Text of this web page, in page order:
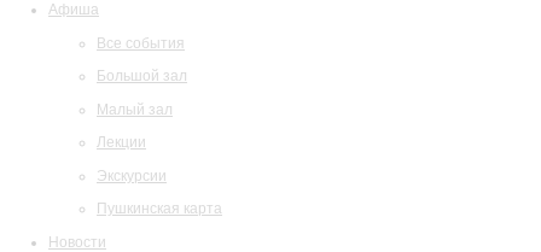
Афиша
Все события
Большой зал
Малый зал
Лекции
Экскурсии
Пушкинская карта
Новости